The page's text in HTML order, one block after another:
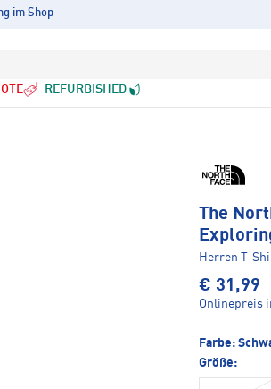
im Shop
REFURBISHED
The
Herren T-
€ 31,99
Onlinepreis
Farbe:
Größe: